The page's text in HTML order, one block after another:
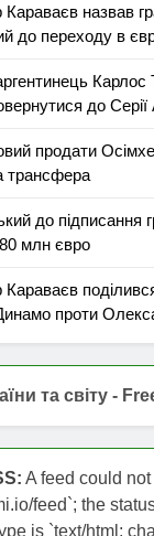
назвав
до переходу в
Карлос
до Серії
продати
трансфера
до підписання
млн євро
проти
та світу -
A feed could
feed`; the
is `text/html;